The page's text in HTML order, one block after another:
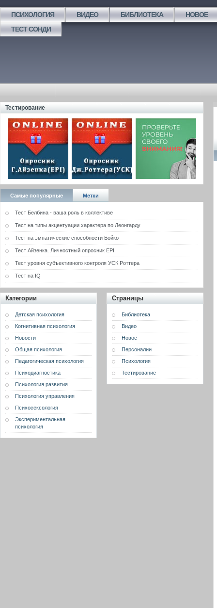
ПСИХОЛОГИЯ ВИДЕО БИБЛИОТЕКА
НОВОЕ
ТЕСТ СОНДИ
Тестирование
Самые популярные Метки
Тест Белбина - ваша роль в коллективе
Тест на типы акцентуации характера по Леонгарду
Тест на эмпатические способности Бойко
Тест Айзенка. Личностный опросник EPI.
Тест уровня субъективного контроля УСК Роттера
Тест на IQ
Категории
Детская психология
Когнитивная психология
Новости
Общая психология
Педагогическая психология
Психодиагностика
Психология развития
Психология управления
Психосексология
Экспериментальная
психология
Страницы
Библиотека
Видео
Новое
Персоналии
Психология
Тестирование